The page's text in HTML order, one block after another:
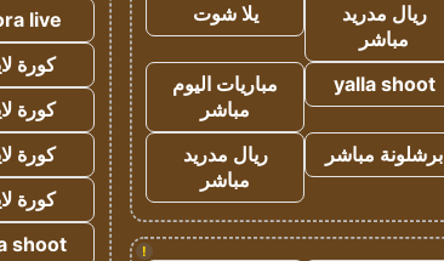
ريال مدريد
مباشر
يلا شوت
yalla shoot
مباريات اليوم
مباشر
برشلونة مباشر
ريال مدريد
مباشر
!
live
كورة
كورة
كورة
كورة
shoot